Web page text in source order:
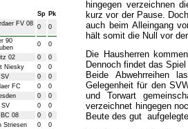
Sp Pk
FV 08 0 0
90
0
0
02 0
0
Niesky 0
0
0
0
FC 0
0
0
0
SV 0
0
BC 08 0
0
Striesen 0
0
hingegen verzeichnen
kurz vor der Pause.
auch beim Alleingang
hält somit die Null vor
Die Hausherren
Dennoch findet das
Beide Abwehrreihen
Gelegenheit für den
und Torwart
verzeichnet hingegen
Beute des gut